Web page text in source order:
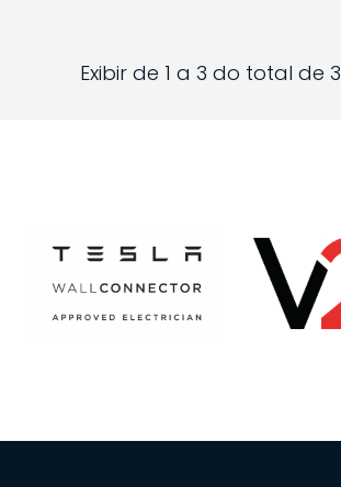
Exibir de 1 a 3 do total de